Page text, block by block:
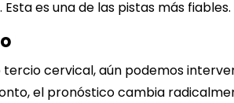
es una de las pistas más fiables.
cervical, aún podemos
el pronóstico cambia